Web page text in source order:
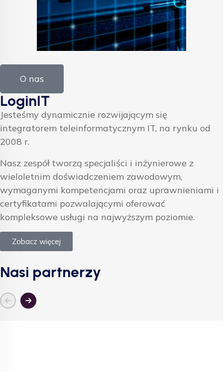
O nas
LoginIT
Jesteśmy dynamicznie rozwijającym się
integratorem teleinformatycznym IT, na rynku od
2008 r.
Nasz zespół tworzą specjaliści i inżynierowe z
wieloletnim doświadczeniem zawodowym,
wymaganymi kompetencjami oraz uprawnieniami i
certyfikatami pozwalającymi oferować
kompleksowe usługi na najwyższym poziomie.
Zobacz więcej
Nasi partnerzy